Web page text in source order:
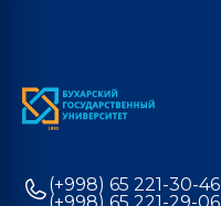
(+998) 65 221-30-46